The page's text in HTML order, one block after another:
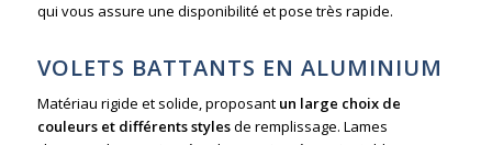
qui vous assure une disponibilité et pose très rapide.
VOLETS BATTANTS EN ALUMINIUM
Matériau rigide et solide, proposant un large choix de
couleurs et différents stylesde remplissage. Lames